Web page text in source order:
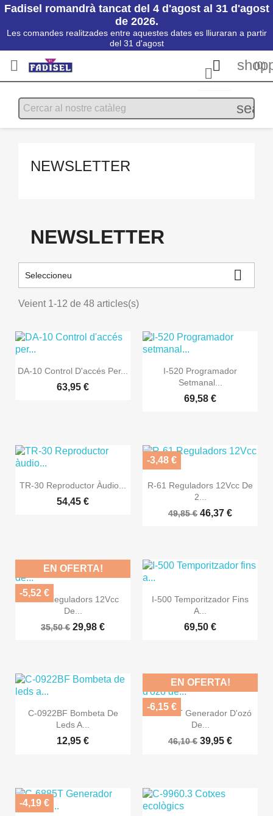
Fadisel romandrà tancat del 4 d'agost al 31 d'agost
de 2026.
Les comandes realitzades entre aquestes dates es lliuraran a partir
del 31 d'agost

 (0)

NEWSLETTER
NEWSLETTER
Seleccioneu 
Veient 1-12 de 48 articles(s)
 Vista ràpida
DA-10 Control D'accés Per...
63,95 €
 Vista ràpida
I-520 Programador
Setmanal...
69,58 €
 Vista ràpida
TR-30 Reproductor Àudio...
54,45 €
 Vista ràpida
R-61 Reguladors 12Vcc De
2...
49,85 € 46,37 €
-3,48 €
 Vista ràpida
R-60 Reguladors 12Vcc
De...
35,50 € 29,98 €
EN OFERTA!
-5,52 €  Vista ràpida
I-500 Temporitzador Fins
A...
69,50 €
 Vista ràpida
C-0922BF Bombeta De
Leds A...
12,95 €
 Vista ràpida
C-6886T Generador D'ozó
De...
46,10 € 39,95 €
EN OFERTA!
-6,15 €
-4,19 €